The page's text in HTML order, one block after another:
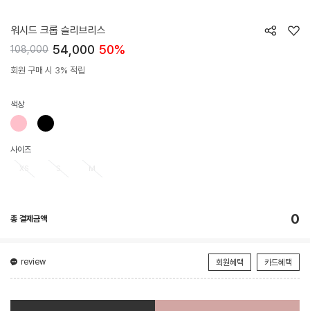
워시드 크롭 슬리브리스
108,000 54,000 50%
회원 구매 시 3% 적립
색상
사이즈
총 결제금액 0
review 회원혜택 카드혜택